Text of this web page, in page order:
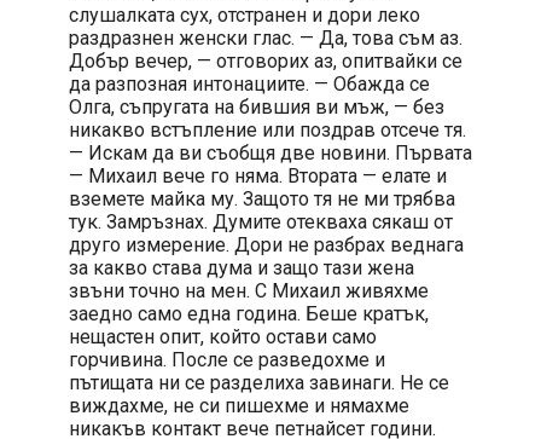
слушалката сух, отстранен и дори леко
раздразнен женски глас. — Да, това съм аз.
Добър вечер, — отговорих аз, опитвайки се
да разпозная интонациите. — Обажда се
Олга, съпругата на бившия ви мъж, — без
никакво встъпление или поздрав отсече тя.
— Искам да ви съобщя две новини. Първата
— Михаил вече го няма. Втората — елате и
вземете майка му. Защото тя не ми трябва
тук. Замръзнах. Думите отекваха сякаш от
друго измерение. Дори не разбрах веднага
за какво става дума и защо тази жена
звъни точно на мен. С Михаил живяхме
заедно само една година. Беше кратък,
нещастен опит, който остави само
горчивина. После се разведохме и
пътищата ни се разделиха завинаги. Не се
виждахме, не си пишехме и нямахме
никакъв контакт вече петнайсет години.